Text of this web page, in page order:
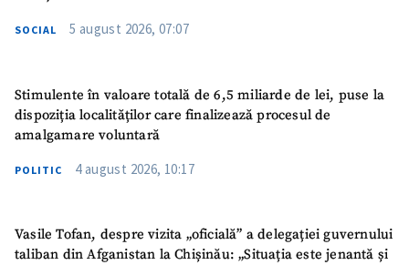
SOCIAL 5 august 2026, 07:07
Stimulente în valoare totală de 6,5 miliarde de lei, puse la
dispoziția localităților care finalizează procesul de
amalgamare voluntară
POLITIC 4 august 2026, 10:17
Vasile Tofan, despre vizita „oficială” a delegației guvernului
taliban din Afganistan la Chișinău: „Situația este jenantă și